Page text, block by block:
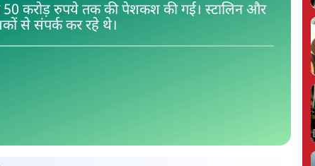
50 करोड़ रुपये तक की पेशकश की गई। स्टालिन और
से संपर्क कर रहे थे।